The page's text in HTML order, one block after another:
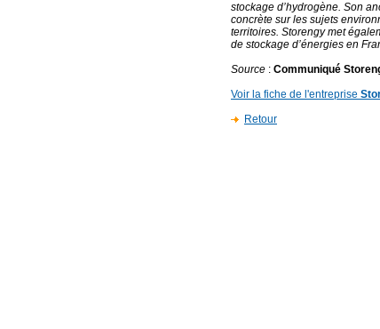
stockage d’hydrogène. Son
concrète sur les sujets
territoires. Storengy met
de stockage d’énergies en
Source : Communiqué
Voir la fiche de l'entreprise
Retour